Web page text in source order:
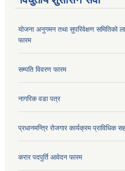
योजना अनुगमन तथा सुपरिवेक्षण समितिको
फारम
सम्पति विवरण फारम
नागरिक वडा पत्र
प्रधानमन्त्रि रोजगार कार्यक्रम प्राविधिक
करार पदपुर्ति आवेदन फारम